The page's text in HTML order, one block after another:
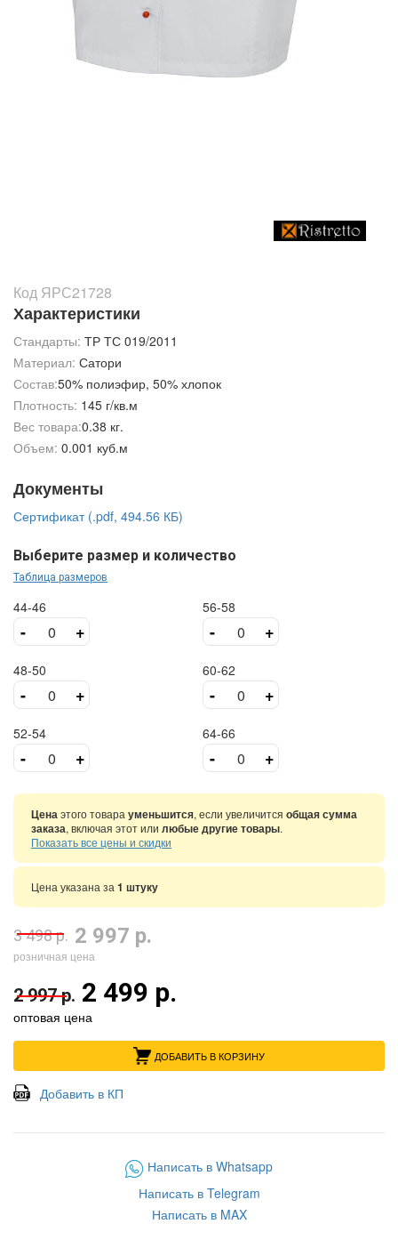
Код ЯРС21728
Характеристики
Стандарты: ТР ТС 019/2011
Материал: Сатори
Состав:50% полиэфир, 50% хлопок
Плотность: 145 г/кв.м
Вес товара:0.38 кг.
Объем: 0.001 куб.м
Документы
Сертификат (.pdf, 494.56 КБ)
Выберите размер и количество
Таблица размеров
44-46
- +
48-50
- +
52-54
- +
56-58
- +
60-62
- +
64-66
- +
Ценаэтого товара уменьшится, если увеличится общая сумма
заказа, включая этот или любые другие товары.
Показать все цены и скидки
Цена указана за 1 штуку
3 498 р. 2 997 р.
розничная цена
2 997 р. 2 499 р.
оптовая цена
ДОБАВИТЬ В КОРЗИНУ
Добавить в КП
Написать в Whatsapp
Написать в Telegram
Написать в MAX